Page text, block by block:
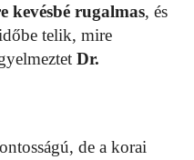
kevésbé rugalmas, és
telik, mire
Dr.
de a korai